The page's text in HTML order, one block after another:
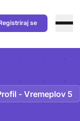
se
- Vremeplov 5